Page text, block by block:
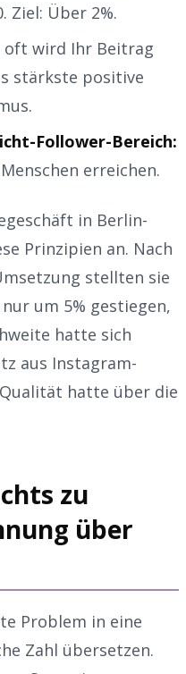
Ziel: Über 2%.
oft wird Ihr Beitrag
stärkste positive
Follower-Bereich:
erreichen.
in Berlin-
Prinzipien an. Nach
stellten sie
um 5% gestiegen,
hatte sich
aus Instagram-
hatte über die
zu
über
Problem in eine
Zahl übersetzen.